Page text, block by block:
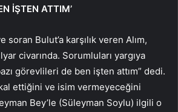
İŞTEN ATTIM’
soran Bulut’a karşılık veren Alım,
civarında. Sorumluları yargıya
görevlileri de ben işten attım” dedi.
ettiğini ve isim vermeyeceğini
Bey’le (Süleyman Soylu) ilgili o